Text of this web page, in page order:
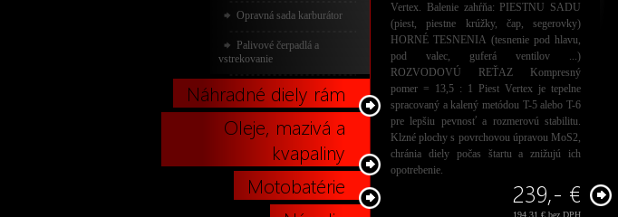
Vertex. Balenie zahŕňa: PIESTNU SADU
(piest, piestne krúžky, čap, segerovky)
HORNÉ TESNENIA (tesnenie pod hlavu,
pod valec, guferá ventilov ...)
ROZVODOVÚ REŤAZ Kompresný
pomer = 13,5 : 1 Piest Vertex je tepelne
spracovaný a kalený metódou T-5 alebo T-6
pre lepšiu pevnosť a rozmerovú stabilitu.
Klzné plochy s povrchovou úpravou MoS2,
chránia diely počas štartu a znižujú ich
opotrebenie.
239,- €
194,31 € bez DPH
Opravná sada karburátor
Palivové čerpadlá a
vstrekovanie
Náhradné diely rám
Oleje, mazivá a
kvapaliny
Motobatérie